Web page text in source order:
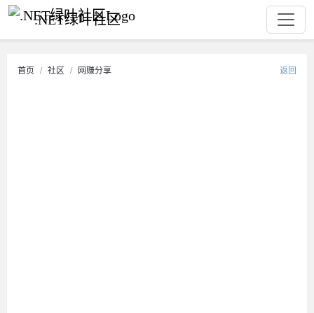
.NET绿叶社区
首页 社区 网赚分享 返回